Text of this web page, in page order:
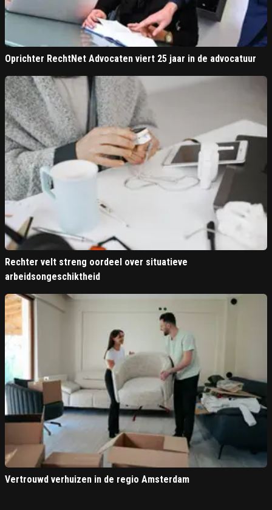
Oprichter RechtNet Advocaten viert 25 jaar in de advocatuur
Rechter velt streng oordeel over situatieve
arbeidsongeschiktheid
Vertrouwd verhuizen in de regio Amsterdam